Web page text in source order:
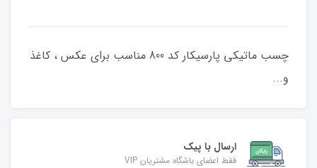
چسب ماتیکی پارسیکار کد 800 مناسب برای عکس ، کاغذ
و...
ارسال با پیک
فقط اعضای باشگاه مشتریان VIP